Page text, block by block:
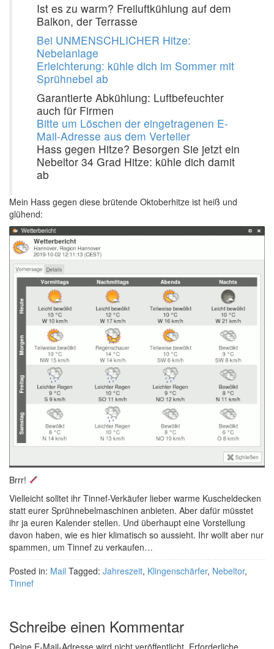
Ist es zu warm? Freiluftkühlung auf dem
Balkon, der Terrasse
Bei UNMENSCHLICHER Hitze:
Nebelanlage
Erleichterung: kühle dich im Sommer mit
Sprühnebel ab
Garantierte Abkühlung: Luftbefeuchter
auch für Firmen
Bitte um Löschen der eingetragenen E-
Mail-Adresse aus dem Verteiler
Hass gegen Hitze? Besorgen Sie jetzt ein
Nebeltor 34 Grad Hitze: kühle dich damit
ab
Mein Hass gegen diese brütende Oktoberhitze ist heiß und
glühend:
Brrr!
Vielleicht solltet ihr Tinnef-Verkäufer lieber warme Kuscheldecken
statt eurer Sprühnebelmaschinen anbieten. Aber dafür müsstet
ihr ja euren Kalender stellen. Und überhaupt eine Vorstellung
davon haben, wie es hier klimatisch so aussieht. Ihr wollt aber nur
spammen, um Tinnef zu verkaufen…
Posted in: Mail Tagged: Jahreszeit, Klingenschärfer, Nebeltor,
Tinnef
Schreibe einen Kommentar
Deine E-Mail-Adresse wird nicht veröffentlicht. Erforderliche